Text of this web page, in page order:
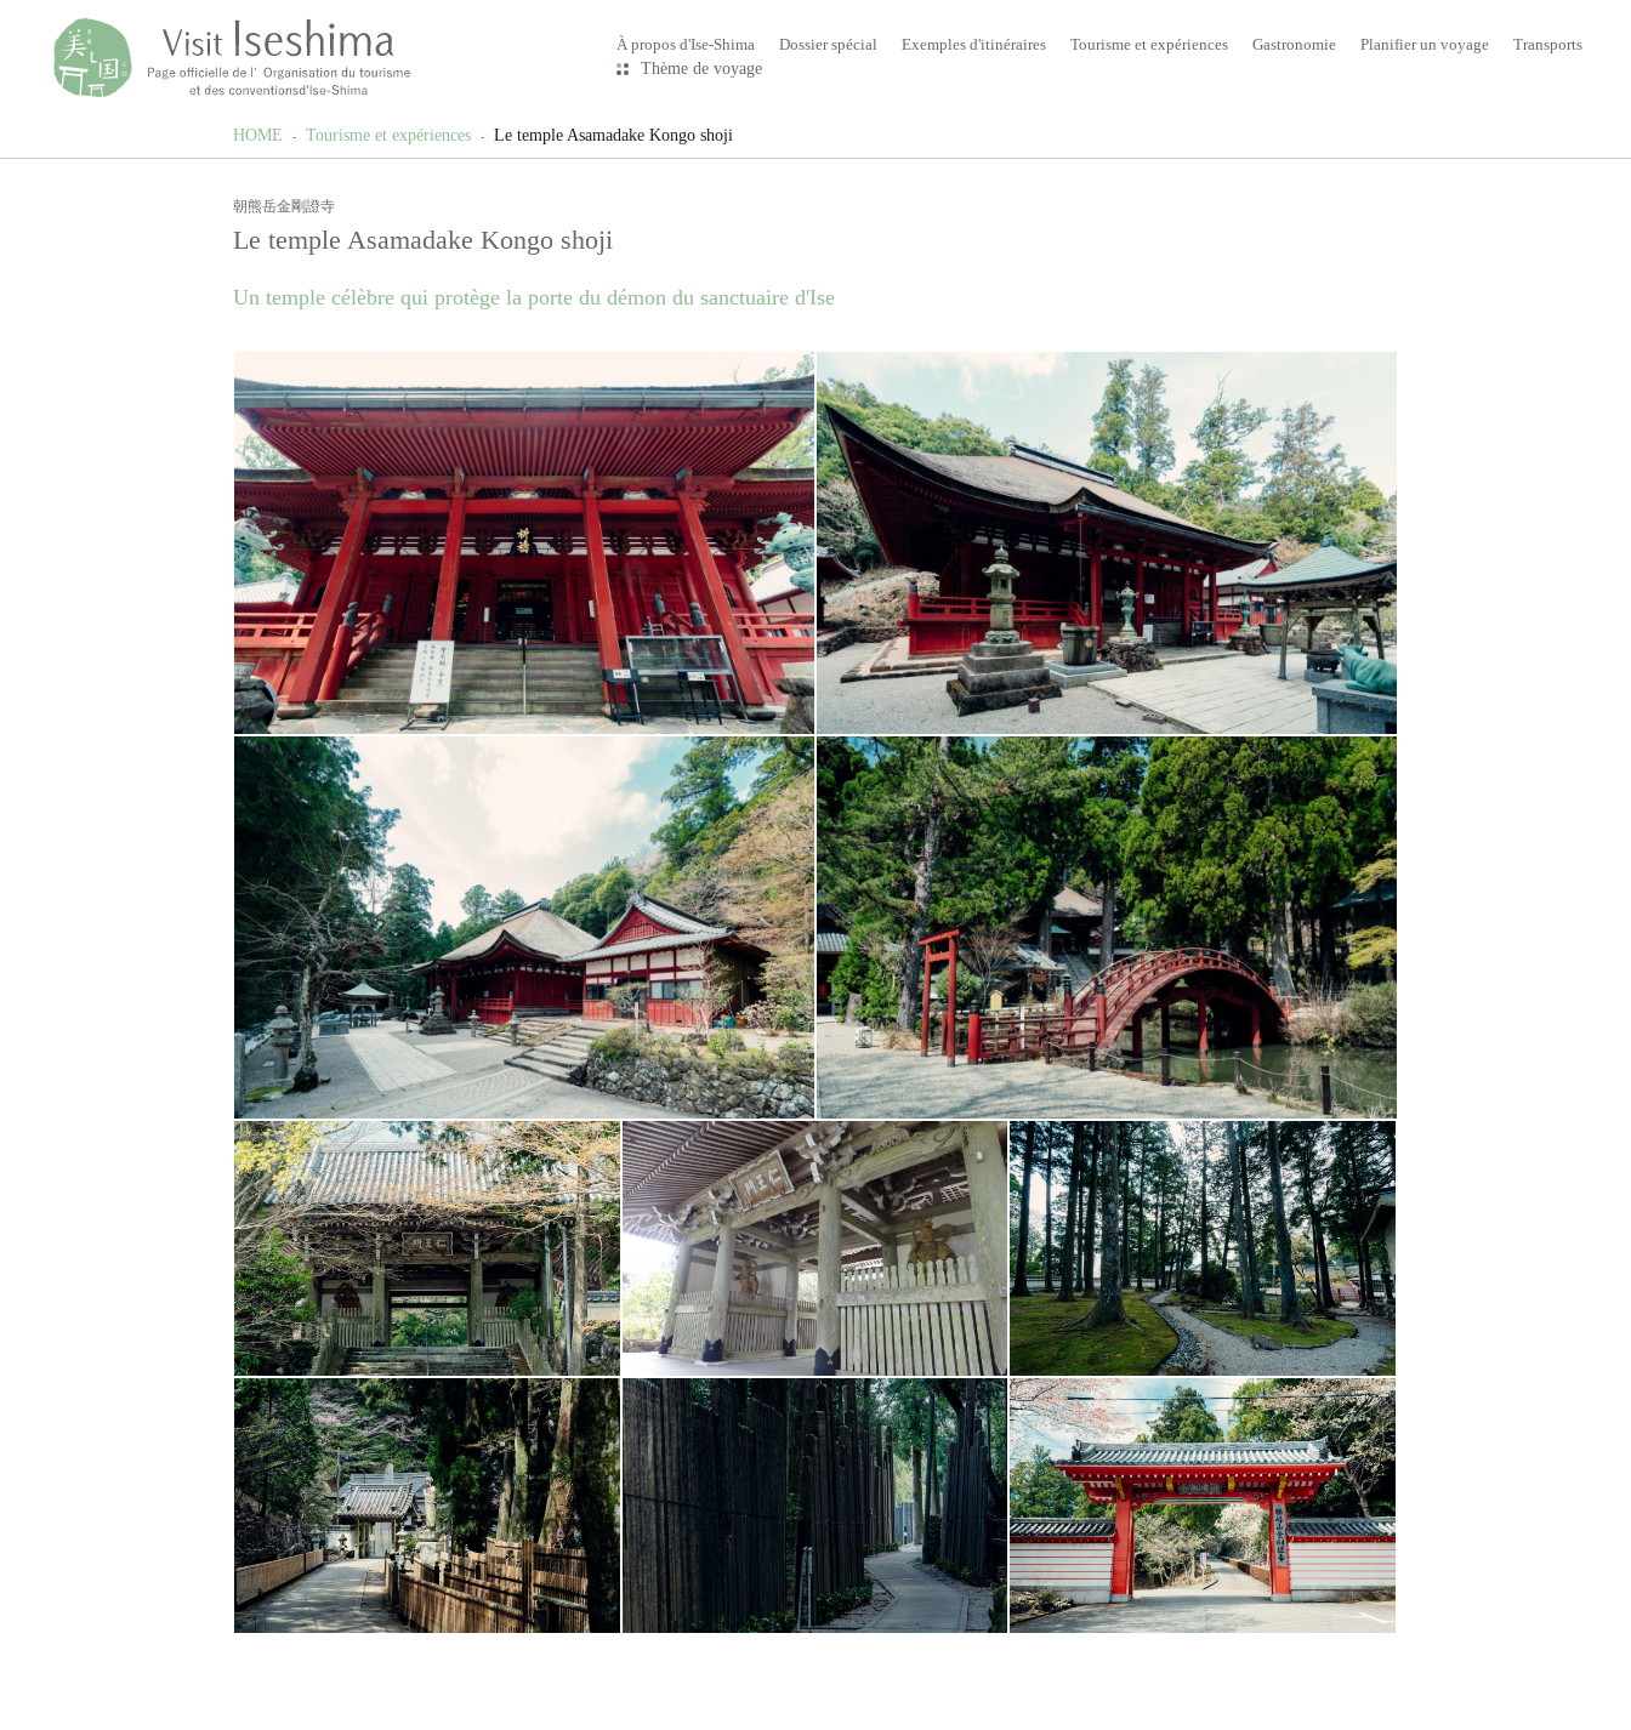
À propos d'Ise-Shima Dossier spécial Exemples d'itinéraires Tourisme et expériences Gastronomie Planifier un voyage Transports
Thème de voyage
HOME Tourisme et expériences Le temple Asamadake Kongo shoji
朝熊岳金剛證寺
Le temple Asamadake Kongo shoji
Un temple célèbre qui protège la porte du démon du sanctuaire d'Ise